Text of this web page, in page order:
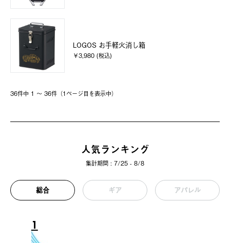
LOGOS お手軽火消し箱
￥3,980 (税込)
36件中 1 〜 36件（1ページ⽬を表⽰中）
人気ランキング
集計期間 : 7/25 - 8/8
総合 ギア アパレル
1